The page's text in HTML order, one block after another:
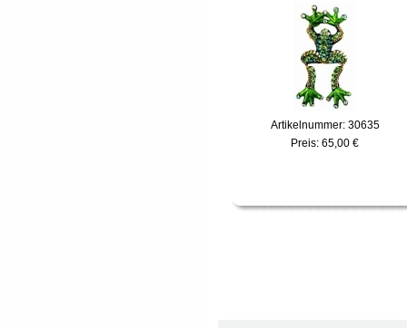
Artikelnummer: 30635
Preis: 65,00 €